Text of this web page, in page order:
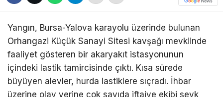
Yangın, Bursa-Yalova karayolu üzerinde bulunan
Orhangazi Küçük Sanayi Sitesi kavşağı mevkiinde
faaliyet gösteren bir akaryakıt istasyonunun
içindeki lastik tamircisinde çıktı. Kısa sürede
büyüyen alevler, hurda lastiklere sıçradı. İhbar
üzerine olay yerine çok sayıda iftaiye ekibi sevk